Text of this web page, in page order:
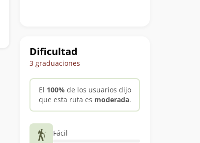
Dificultad
3 graduaciones
El 100% de los usuarios dijo
que esta ruta es moderada.
Fácil